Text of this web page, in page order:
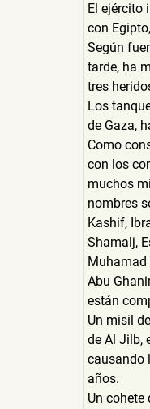
El ejército
con
Según
tarde, ha
tres
Los
de Gaza,
Como
con los
muchos
nombres
Kashif,
Shamalj,
Muhamad
Abu
están
Un misil
de Al Jilb,
causando
años.
Un cohete